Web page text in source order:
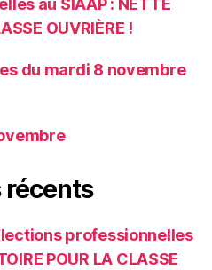
au SIAAP : NETTE
OUVRIÈRE !
du mardi 8 novembre
récents
professionnelles
POUR LA CLASSE